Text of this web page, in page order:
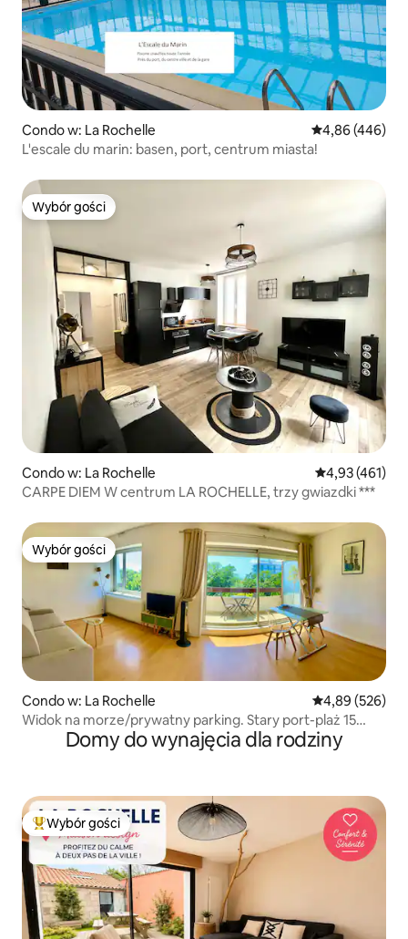
Condo w: La Rochelle Średnia
4,86 (446)
L'escale du marin: basen, port, centrum miasta!
Wybór gości
Wybór gości
Condo w: La Rochelle Średnia
4,93 (461)
CARPE DIEM W centrum LA ROCHELLE, trzy gwiazdki ***
Wybór gości
Wybór gości
Condo w: La Rochelle Średnia
4,89 (526)
Widok na morze/prywatny parking. Stary port-plaż 15
minut spacerem.
Domy do wynajęcia dla rodziny
Najpopularniejsze z kategorii Wybór gości
Wybór gości